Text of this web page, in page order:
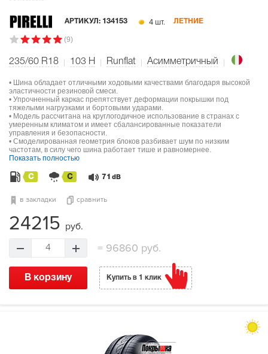
АРТИКУЛ: 134153 4 шт. ЛЕТНИЕ
(9)
235/60 R18 103 H Runflat Асимметричный
• Шина обладает отличными ходовыми качествами благодаря высокой
эластичности резиновой смеси.
• Упрочненный каркас препятствует деформации покрышки под
тяжелыми нагрузками и бортовыми ударами.
• Модель рассчитана на круглогодичное использование в странах с
умеренным климатом и имеет сбалансированные показатели
управления и безопасности.
• Смоделированная геометрия блоков разбивает шум по низким
частотам, в силу чего шина работает тише и равномернее.
Показать полностью
C C 71 dB
в закладки сравнить
24215 руб.
4 =96860 руб.
В корзину Купить в 1 клик